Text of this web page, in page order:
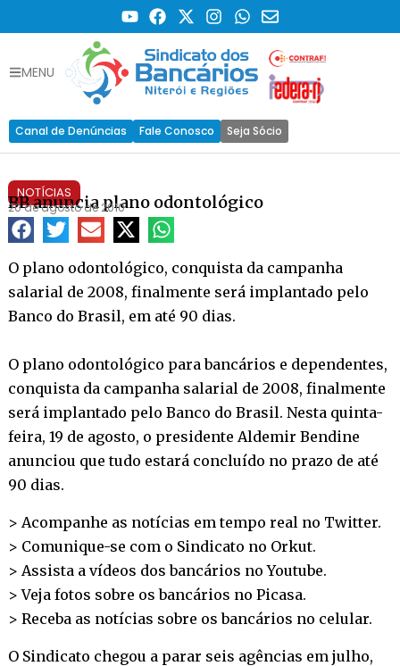
MENU
Canal de Denúncias Fale Conosco Seja Sócio
NOTÍCIAS
BB anuncia plano odontológico
20 de agosto de 2010
O plano odontológico, conquista da campanha
salarial de 2008, finalmente será implantado pelo
Banco do Brasil, em até 90 dias.
O plano odontológico para bancários e dependentes,
conquista da campanha salarial de 2008, finalmente
será implantado pelo Banco do Brasil. Nesta quinta-
feira, 19 de agosto, o presidente Aldemir Bendine
anunciou que tudo estará concluído no prazo de até
90 dias.
> Acompanhe as notícias em tempo real no Twitter.
> Comunique-se com o Sindicato no Orkut.
> Assista a vídeos dos bancários noYoutube.
> Veja fotos sobre os bancários no Picasa.
> Receba as notícias sobre os bancários no celular.
O Sindicato chegou a parar seis agências em julho,